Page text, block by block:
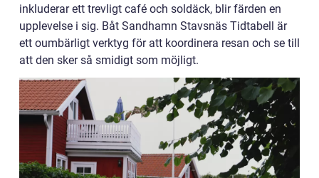
inkluderar ett trevligt café och soldäck, blir färden en
upplevelse i sig. Båt Sandhamn Stavsnäs Tidtabell är
ett oumbärligt verktyg för att koordinera resan och se till
att den sker så smidigt som möjligt.